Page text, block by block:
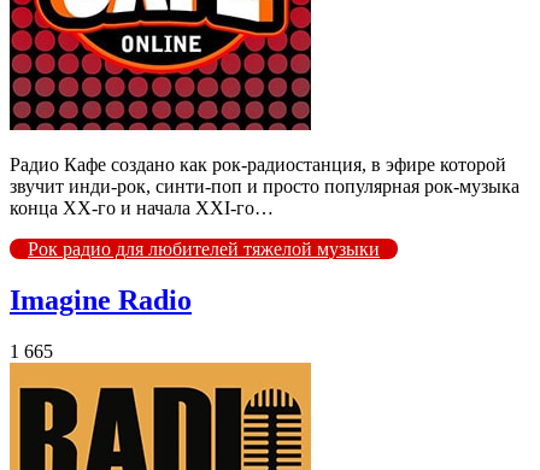
Радио Кафе создано как рок-радиостанция, в эфире которой
звучит инди-рок, синти-поп и просто популярная рок-музыка
конца XX-го и начала XXI-го…
Рок радио для любителей тяжелой музыки
Imagine Radio
1 665